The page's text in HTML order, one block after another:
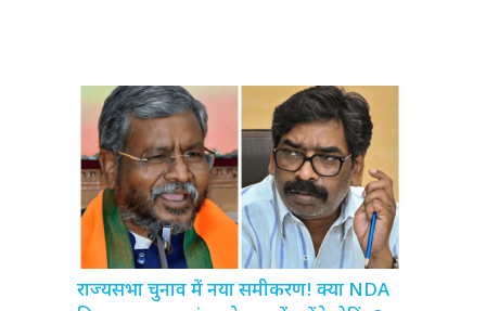
राज्यसभा चुनाव में नया समीकरण! क्या NDA